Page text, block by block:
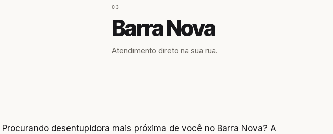
03
Barra Nova
Atendimento direto na sua rua.
Procurando desentupidora mais próxima de você no Barra Nova? A